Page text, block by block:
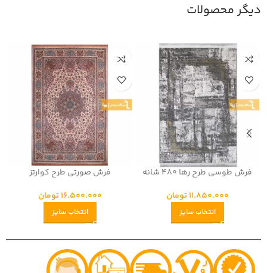
دیگر محصولات
فرش طوسی طرح رها 480 شانه
11.850.000 تومان
انتخاب سایز
فرش صورتی طرح کوارتز
16.500.000 تومان
انتخاب سایز